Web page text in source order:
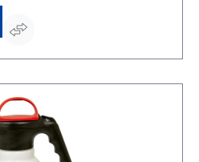
12, 57290